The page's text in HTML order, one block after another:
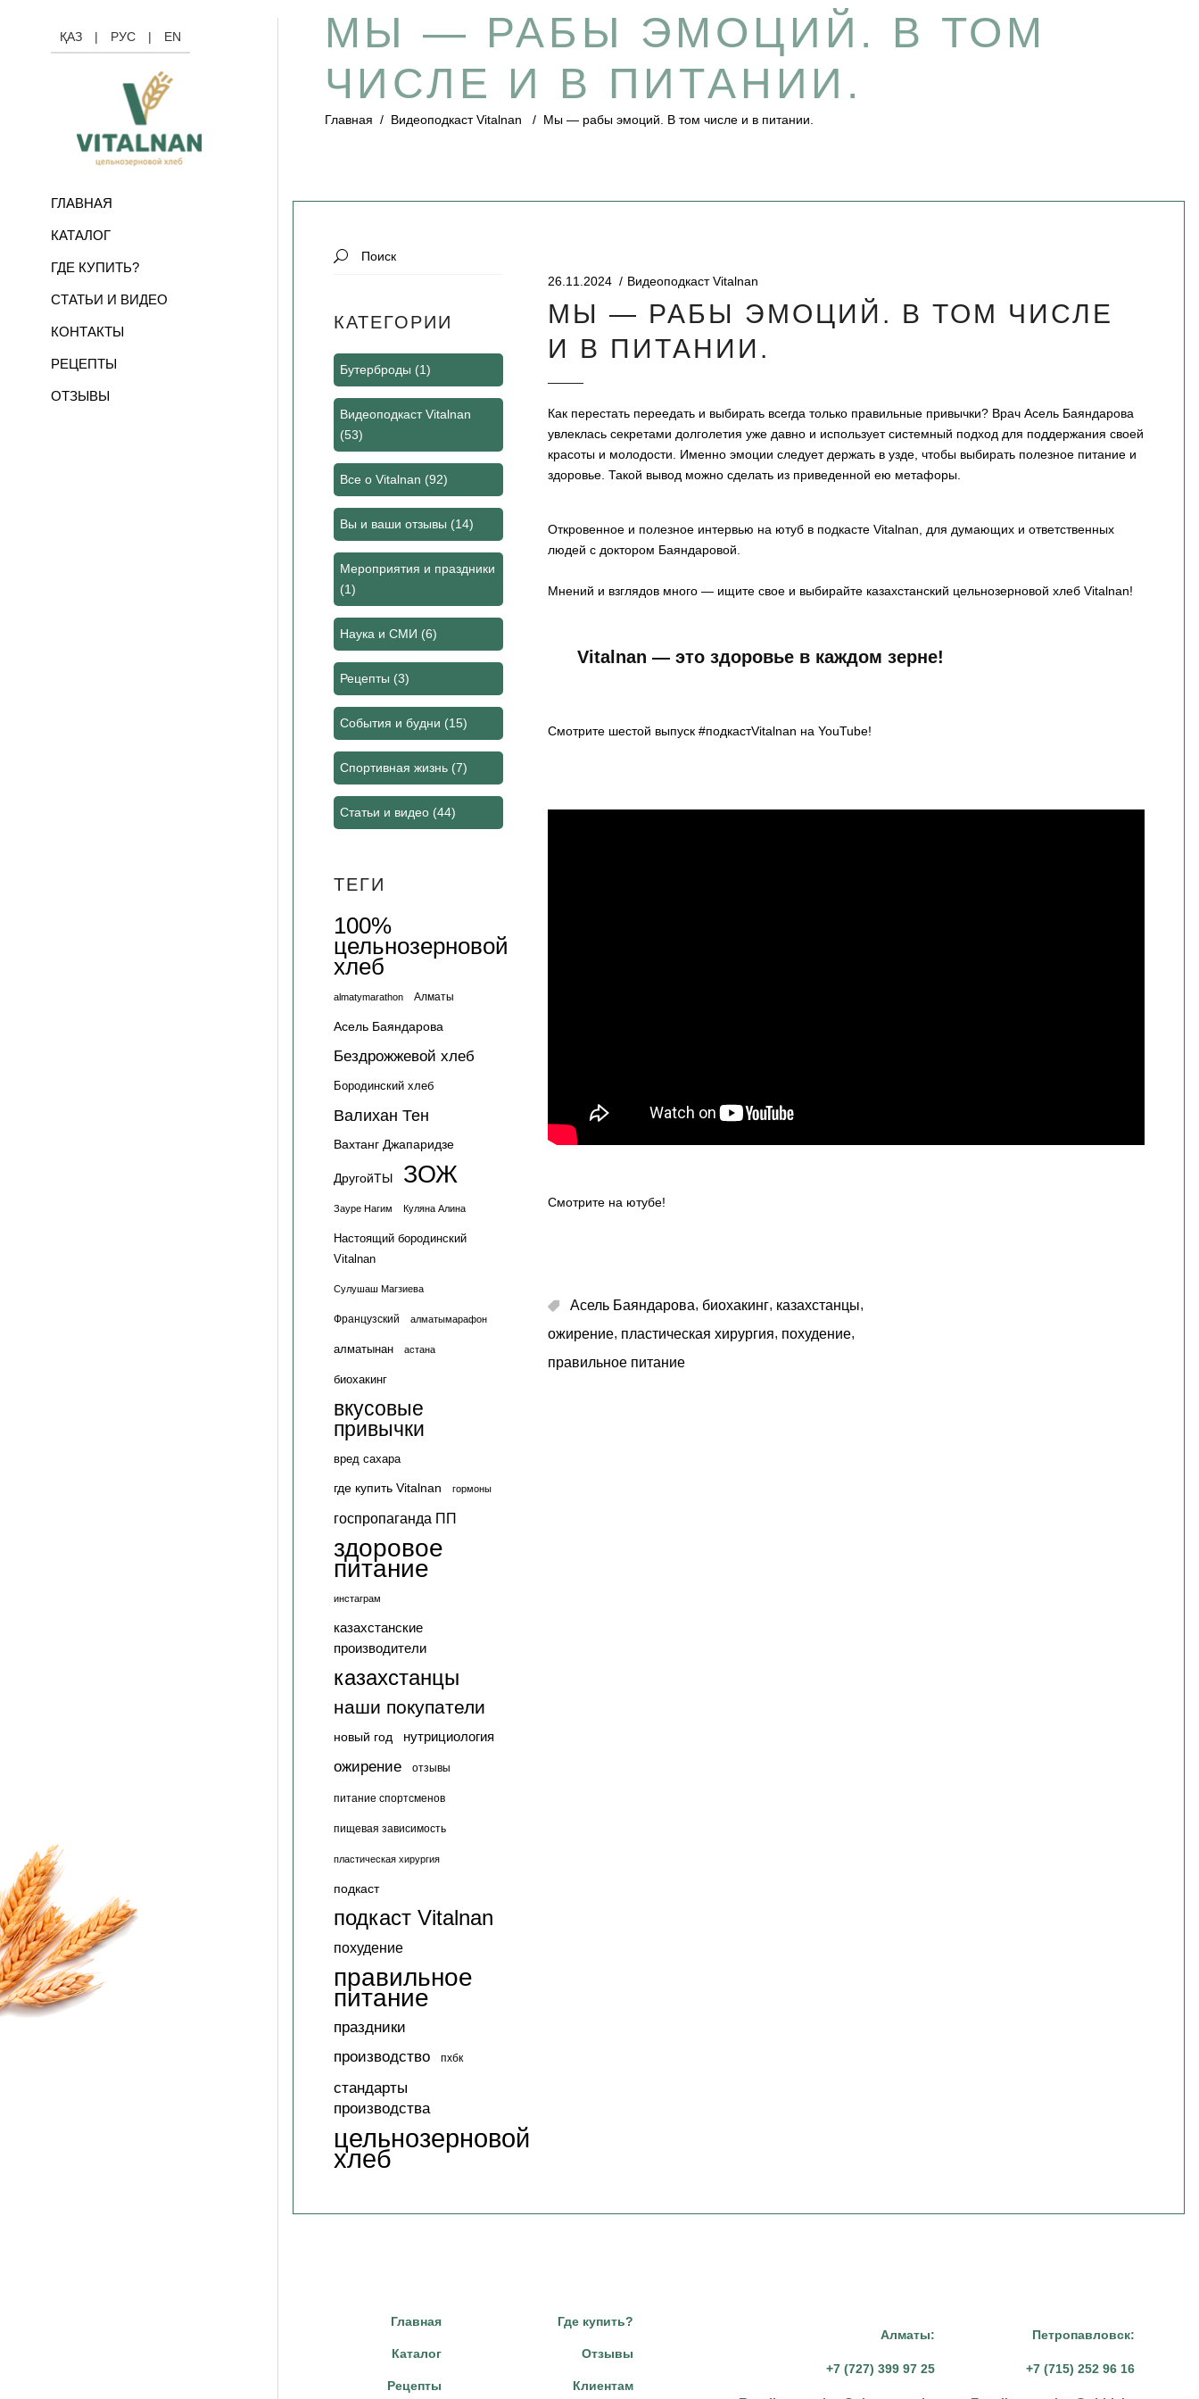
ҚАЗ | РУС | EN
ГЛАВНАЯ
КАТАЛОГ
ГДЕ КУПИТЬ?
СТАТЬИ И ВИДЕО
КОНТАКТЫ
РЕЦЕПТЫ
ОТЗЫВЫ
МЫ — РАБЫ ЭМОЦИЙ. В ТОМ
ЧИСЛЕ И В ПИТАНИИ.
Главная / Видеоподкаст Vitalnan / Мы — рабы эмоций. В том числе и в питании.
26.11.2024 Видеоподкаст Vitalnan
МЫ — РАБЫ ЭМОЦИЙ. В ТОМ ЧИСЛЕ
И В ПИТАНИИ.
Как перестать переедать и выбирать всегда только правильные привычки? Врач Асель Баяндарова
увлеклась секретами долголетия уже давно и использует системный подход для поддержания своей
красоты и молодости. Именно эмоции следует держать в узде, чтобы выбирать полезное питание и
здоровье. Такой вывод можно сделать из приведенной ею метафоры.
Откровенное и полезное интервью на ютуб в подкасте Vitalnan, для думающих и ответственных
людей с доктором Баяндаровой.
Мнений и взглядов много — ищите свое и выбирайте казахстанский цельнозерновой хлеб Vitalnan!
Vitalnan — это здоровье в каждом зерне!
Смотрите шестой выпуск #подкастVitalnan на YouTube!
Смотрите на ютубе!
Асель Баяндарова, биохакинг, казахстанцы,
ожирение, пластическая хирургия, похудение,
правильное питание
Search
for:
КАТЕГОРИИ
Бутерброды (1)
Видеоподкаст Vitalnan
(53)
Все о Vitalnan (92)
Вы и ваши отзывы (14)
Мероприятия и праздники
(1)
Наука и СМИ (6)
Рецепты (3)
События и будни (15)
Спортивная жизнь (7)
Статьи и видео (44)
ТЕГИ
100%
цельнозерновой
хлеб
almatymarathon Алматы
Асель Баяндарова
Бездрожжевой хлеб
Бородинский хлеб
Валихан Тен
Вахтанг Джапаридзе
ДругойТЫ ЗОЖ
Зауре Нагим Куляна Алина
Настоящий бородинский
Vitalnan
Сулушаш Магзиева
Французский алматымарафон
алматынан астана
биохакинг
вкусовые
привычки
вред сахара
где купить Vitalnan гормоны
госпропаганда ПП
здоровое
питание
инстаграм
казахстанские
производители
казахстанцы
наши покупатели
новый год нутрициология
ожирение отзывы
питание спортсменов
пищевая зависимость
пластическая хирургия
подкаст
подкаст Vitalnan
похудение
правильное
питание
праздники
производство
пхбк
стандарты
производства
цельнозерновой
хлеб
Главная
Каталог
Рецепты
Где купить?
Отзывы
Клиентам
Алматы:
+7 (727) 399 97 25
Петропавловск:
+7 (715) 252 96 16